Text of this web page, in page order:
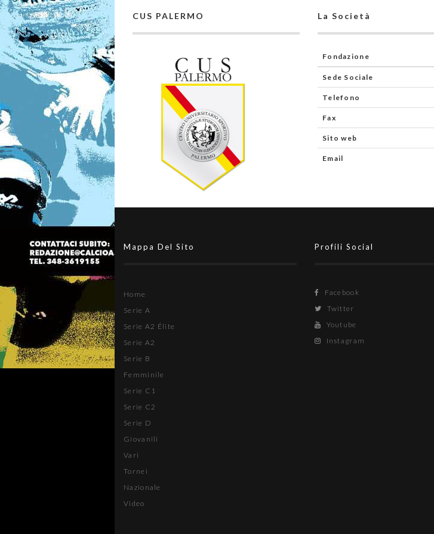
CUS PALERMO La Società
Fondazione
Sede Sociale
Telefono
Fax
Sito web
Email
Mappa Del Sito
Home
Serie A
Serie A2 Élite
Serie A2
Serie B
Femminile
Serie C1
Serie C2
Serie D
Giovanili
Vari
Tornei
Nazionale
Video
Profili Social
Facebook
Twitter
Youtube
Instagram